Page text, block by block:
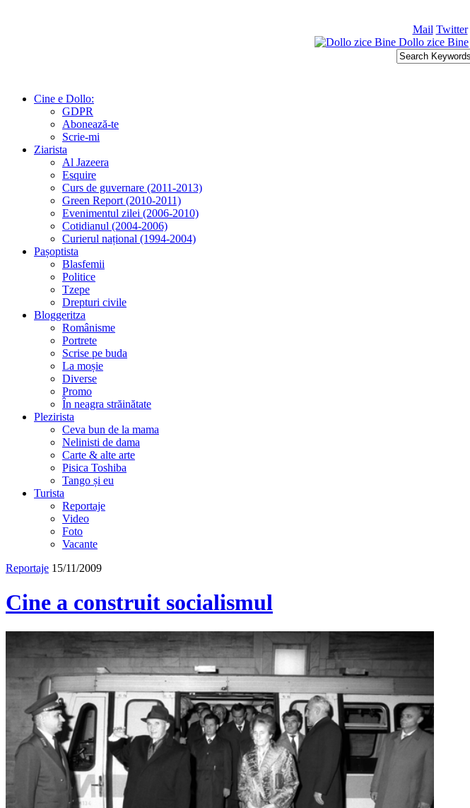
Mail Twitter
Dollo zice Bine
Cine e Dollo:
GDPR
Abonează-te
Scrie-mi
Ziarista
Al Jazeera
Esquire
Curs de guvernare (2011-2013)
Green Report (2010-2011)
Evenimentul zilei (2006-2010)
Cotidianul (2004-2006)
Curierul național (1994-2004)
Pașoptista
Blasfemii
Politice
Tzepe
Drepturi civile
Bloggeritza
Românisme
Portrete
Scrise pe buda
La moșie
Diverse
Promo
În neagra străinătate
Plezirista
Ceva bun de la mama
Nelinisti de dama
Carte & alte arte
Pisica Toshiba
Tango și eu
Turista
Reportaje
Video
Foto
Vacante
Reportaje 15/11/2009
Cine a construit socialismul